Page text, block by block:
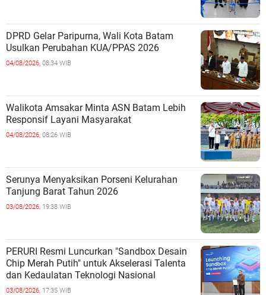
DPRD Gelar Paripurna, Wali Kota Batam
Usulkan Perubahan KUA/PPAS 2026
04/08/2026, 08:34 WIB
Walikota Amsakar Minta ASN Batam Lebih
Responsif Layani Masyarakat
04/08/2026, 08:26 WIB
Serunya Menyaksikan Porseni Kelurahan
Tanjung Barat Tahun 2026
03/08/2026, 19:38 WIB
PERURI Resmi Luncurkan "Sandbox Desain
Chip Merah Putih" untuk Akselerasi Talenta
dan Kedaulatan Teknologi Nasional
03/08/2026, 17:35 WIB